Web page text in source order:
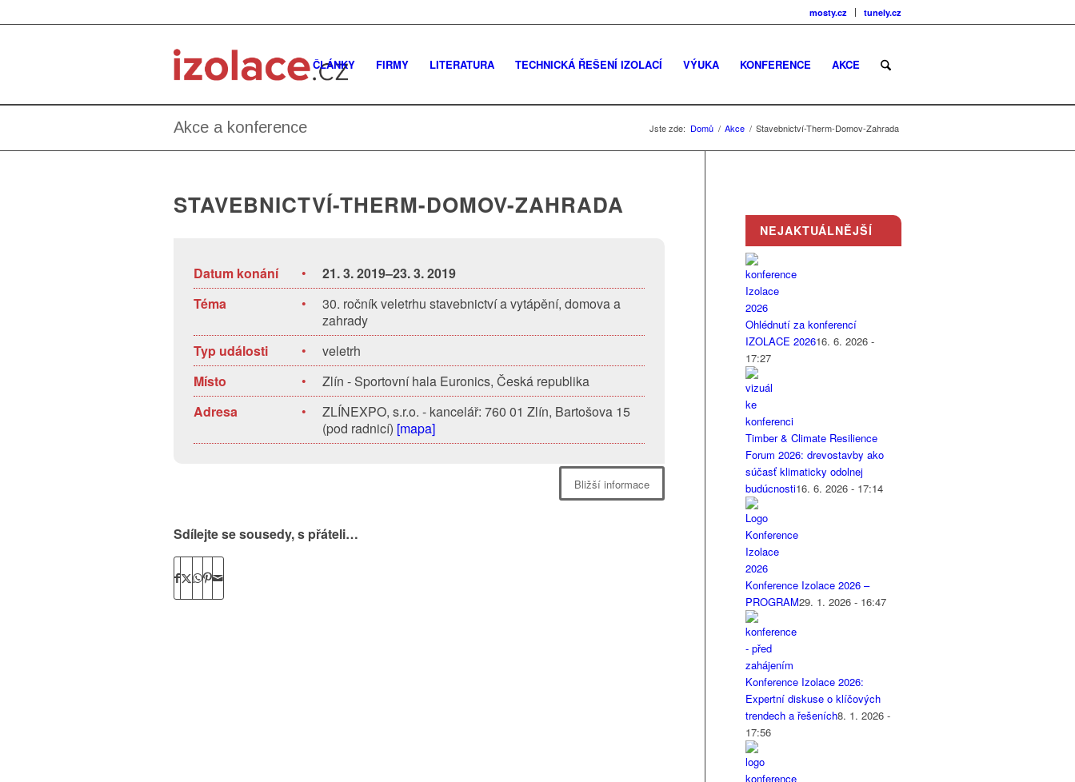
mosty.cz tunely.cz
ČLÁNKY FIRMY LITERATURA TECHNICKÁ ŘEŠENÍ IZOLACÍ VÝUKA KONFERENCE AKCE
Akce a konference Jste zde: Domů / Akce / Stavebnictví-Therm-Domov-Zahrada
STAVEBNICTVÍ-THERM-DOMOV-ZAHRADA
Datum konání •
21. 3. 2019–23. 3. 2019
Téma
•
30. ročník veletrhu stavebnictví a vytápění, domova a
zahrady
Typ události
•
veletrh
Místo
•
Zlín - Sportovní hala Euronics, Česká republika
Adresa
•
ZLÍNEXPO, s.r.o. - kancelář: 760 01 Zlín, Bartošova 15
(pod radnicí) [mapa]
Bližší informace
Sdílejte se sousedy, s přáteli…
NEJAKTUÁLNĚJŠÍ
Ohlédnutí za konferencí
IZOLACE 202616. 6. 2026 -
17:27
Timber & Climate Resilience
Forum 2026: drevostavby ako
súčasť klimaticky odolnej
budúcnosti16. 6. 2026 - 17:14
Konference Izolace 2026 –
PROGRAM29. 1. 2026 - 16:47
Konference Izolace 2026:
Expertní diskuse o klíčových
trendech a řešeních8. 1. 2026 -
17:56